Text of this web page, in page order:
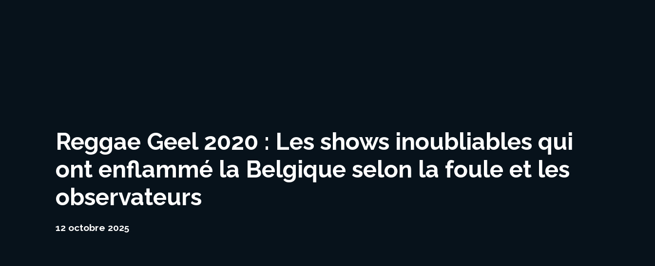
Reggae Geel 2020 : Les shows inoubliables qui
ont enflammé la Belgique selon la foule et les
observateurs
12 octobre 2025